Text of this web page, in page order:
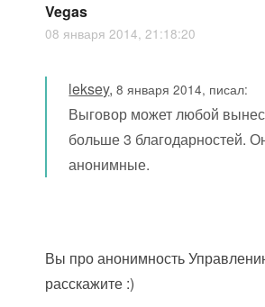
Vegas
08 января 2014, 21:18:20
leksey,8 января 2014, писал:
Выговор может любой
больше 3 благодарностей.
анонимные.
Вы про анонимность
расскажите :)